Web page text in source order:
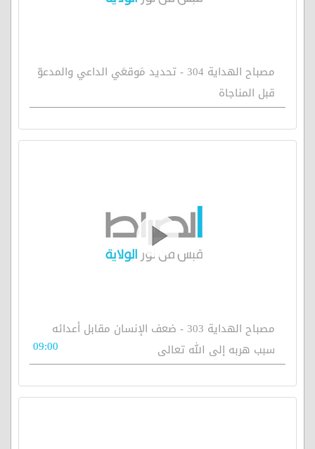
مصباح الهداية 304 - تحديد مَوقعَي الداعي والمدعوّ
قبل المناجاة
مصباح الهداية 303 - ضعف الإنسان مقابل أعدائه
سبب هربه إلى الله تعالى
09:00